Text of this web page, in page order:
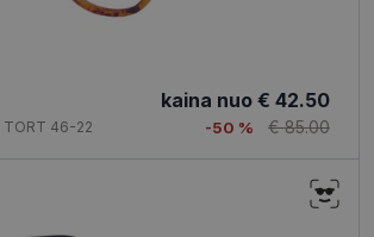
TORT 46-22
kaina nuo € 42.50
-50 % € 85.00